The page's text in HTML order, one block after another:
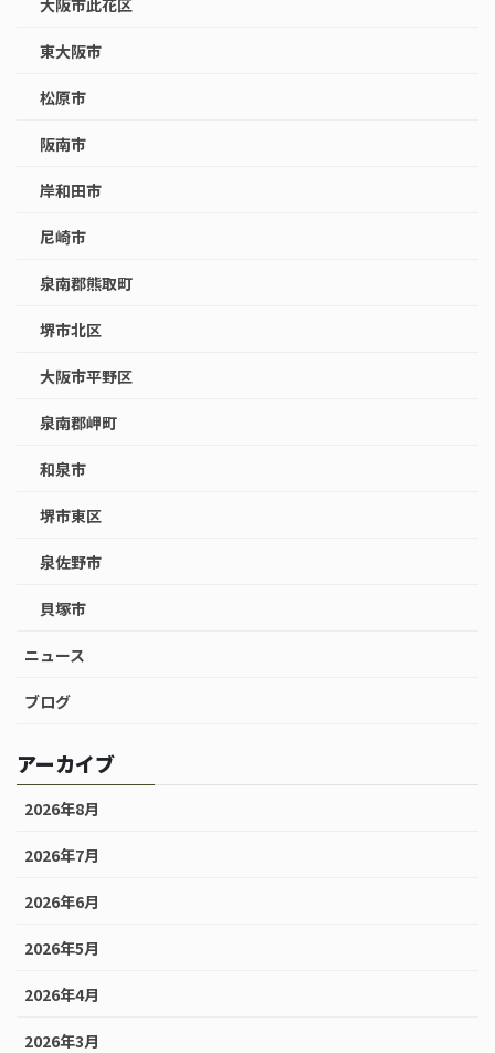
東大阪市
松原市
阪南市
岸和田市
尼崎市
泉南郡熊取町
堺市北区
大阪市平野区
泉南郡岬町
和泉市
堺市東区
泉佐野市
貝塚市
ニュース
ブログ
アーカイブ
2026年8月
2026年7月
2026年6月
2026年5月
2026年4月
2026年3月